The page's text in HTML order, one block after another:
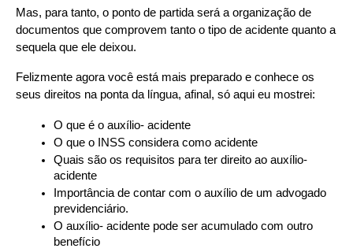
Mas, para tanto, o ponto de partida será a organização de
documentos que comprovem tanto o tipo de acidente quanto a
sequela que ele deixou.
Felizmente agora você está mais preparado e conhece os
seus direitos na ponta da língua, afinal, só aqui eu mostrei:
O que é o auxílio- acidente
O que o INSS considera como acidente
Quais são os requisitos para ter direito ao auxílio-
acidente
Importância de contar com o auxílio de um advogado
previdenciário.
O auxílio- acidente pode ser acumulado com outro
benefício